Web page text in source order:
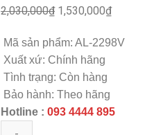
2,030,000₫ 1,530,000₫
Mã sản phẩm: AL-2298V
Xuất xứ: Chính hãng
Tình trạng: Còn hàng
Bảo hành: Theo hãng
Hotline : 093 4444 895